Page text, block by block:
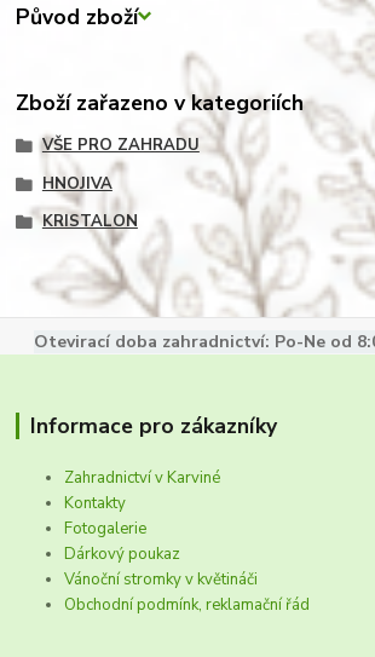
Původ zboží
Zboží zařazeno v kategoriích
VŠE PRO ZAHRADU
HNOJIVA
KRISTALON
Otevirací doba zahradnictví: Po-Ne od
Informace pro zákazníky
Zahradnictví v Karviné
Kontakty
Fotogalerie
Dárkový poukaz
Vánoční stromky v květináči
Obchodní podmínk, reklamační řád